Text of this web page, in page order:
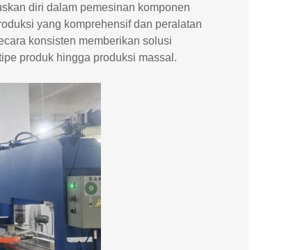
diri dalam pemesinan komponen
yang komprehensif dan peralatan
konsisten memberikan solusi
produk hingga produksi massal.